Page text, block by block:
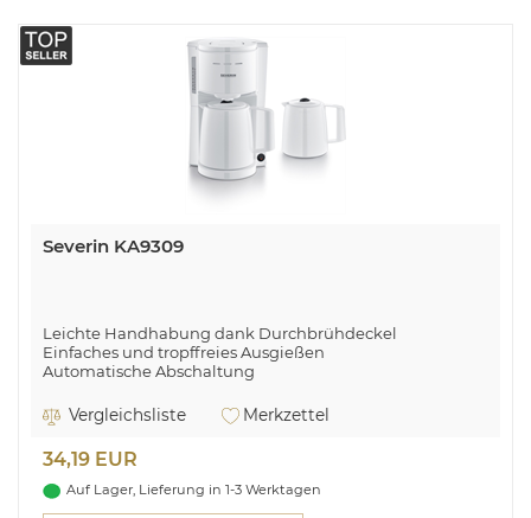
Severin KA9309
Leichte Handhabung dank Durchbrühdeckel
Einfaches und tropffreies Ausgießen
Automatische Abschaltung
Kontrollleuchte
Kapazität Kanne: ca. 1,00 Liter
Vergleichsliste Merkzettel
34,19 EUR
Auf Lager, Lieferung in 1-3 Werktagen